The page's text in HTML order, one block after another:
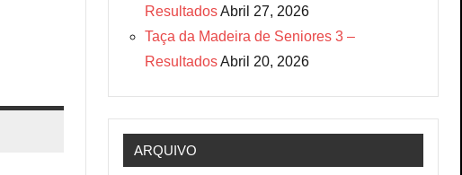
ResultadosAbril 27, 2026
Taça da Madeira de Seniores 3 –
ResultadosAbril 20, 2026
ARQUIVO